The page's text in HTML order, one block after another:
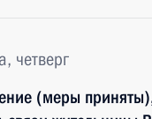
четверг
(меры